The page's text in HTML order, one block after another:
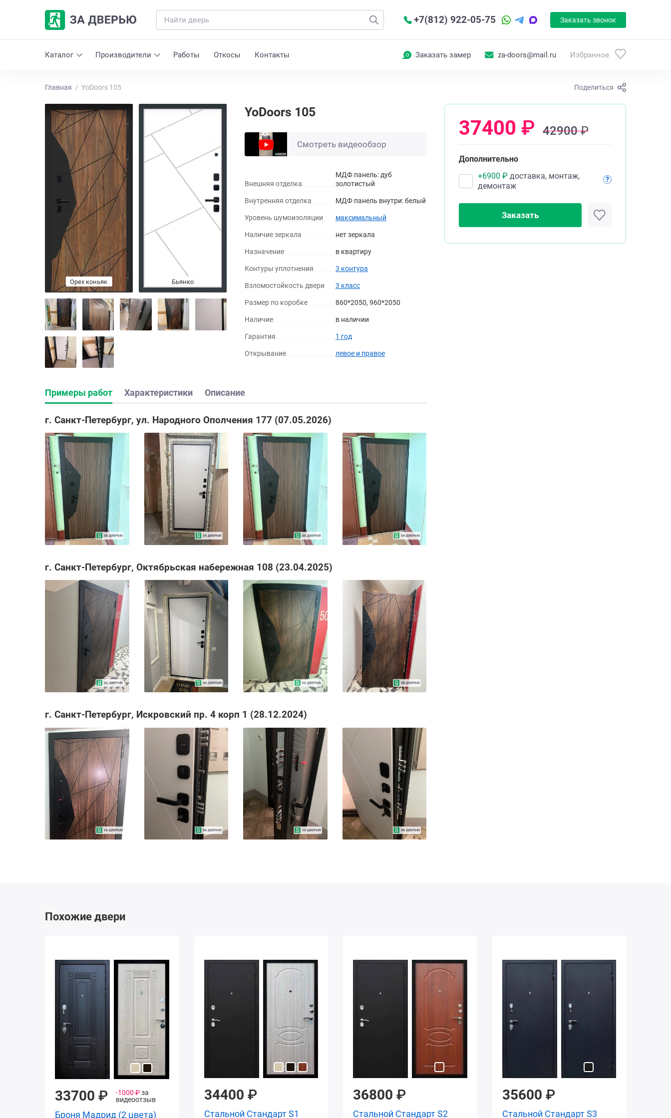
+7(812) 922-05-75 Заказать звонок
Каталог Производители Работы Откосы Контакты Заказать замер za-doors@mail.ru Избранное
Главная YoDoors 105 Поделиться
Орех коньяк Бьянко
YoDoors 105
Смотреть видеообзор
37400 ₽ 42900₽
Дополнительно
+6900 ₽ доставка, монтаж,
демонтаж
?
Заказать
Внешняя отделка
МДФ панель: дуб
золотистый
Внутренняя отделка МДФ панель внутри: белый
Уровень шумоизоляции максимальный
Наличие зеркала нет зеркала
Назначение в квартиру
Контуры уплотнения 3 контура
Взломостойкость двери 3 класс
Размер по коробке 860*2050, 960*2050
Наличие в наличии
Гарантия 1 год
Открывание левое и правое
Примеры работ Характеристики Описание
г. Санкт-Петербург, ул. Народного Ополчения 177 (07.05.2026)
г. Санкт-Петербург, Октябрьская набережная 108 (23.04.2025)
г. Санкт-Петербург, Искровский пр. 4 корп 1 (28.12.2024)
Похожие двери
33700 ₽ -1000 ₽за
видеоотзыв
Броня Мадрид (2 цвета)
34400 ₽
Стальной Стандарт S1
36800 ₽
Стальной Стандарт S2
35600 ₽
Стальной Стандарт S3